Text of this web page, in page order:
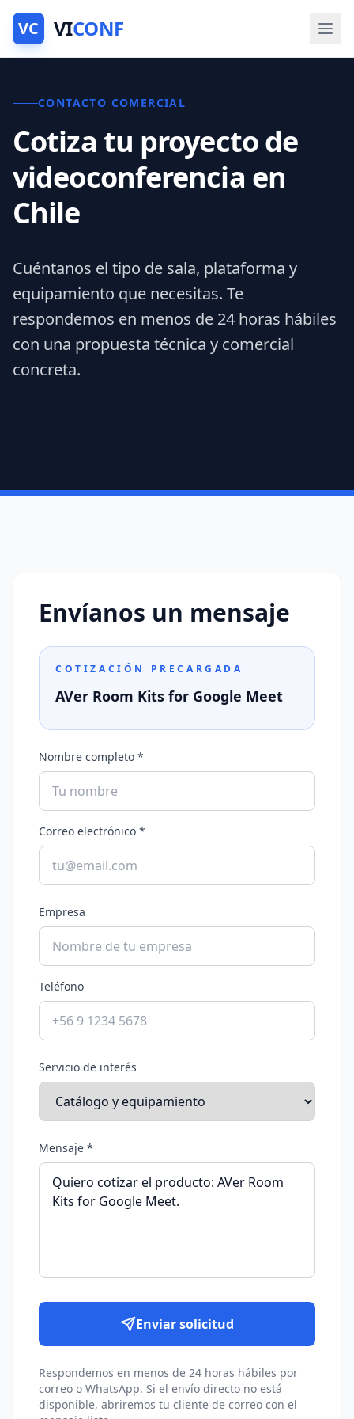
VC VICONF
CONTACTO COMERCIAL
Cotiza tu proyecto de
videoconferencia en
Chile
Cuéntanos el tipo de sala, plataforma y
equipamiento que necesitas. Te
respondemos en menos de 24 horas hábiles
con una propuesta técnica y comercial
concreta.
Envíanos un mensaje
COTIZACIÓN PRECARGADA
AVer Room Kits for Google Meet
Nombre completo *
Correo electrónico *
Empresa
Teléfono
Servicio de interés
Mensaje *
Enviar solicitud
Respondemos en menos de 24 horas hábiles por
correo o WhatsApp. Si el envío directo no está
disponible, abriremos tu cliente de correo con el